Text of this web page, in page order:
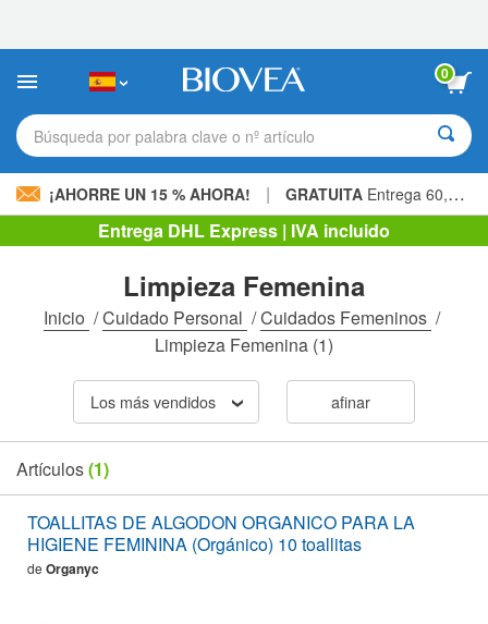
sitio
incluye
sistema
de
0
Búsqueda por palabra clave o nº artículo
¡AHORRE UN 15 % AHORA! | GRATUITA Entrega 60,00 € »
Entrega DHL Express | IVA incluido
Limpieza Femenina
Inicio /Cuidado Personal /Cuidados Femeninos /
Limpieza Femenina (1)
Los más vendidos afinar
Artículos(1)
TOALLITAS DE ALGODON ORGANICO PARA LA
HIGIENE FEMININA (Orgánico) 10 toallitas
de Organyc